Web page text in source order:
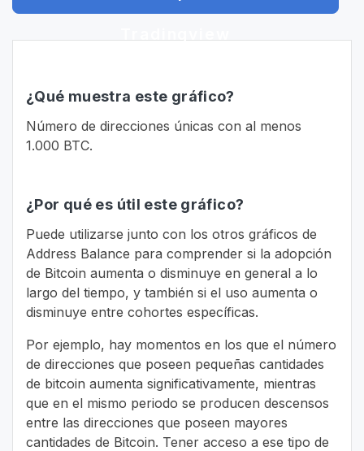
¿Qué muestra este gráfico?
Número de direcciones únicas con al menos
1.000 BTC.
¿Por qué es útil este gráfico?
Puede utilizarse junto con los otros gráficos de
Address Balance para comprender si la adopción
de Bitcoin aumenta o disminuye en general a lo
largo del tiempo, y también si el uso aumenta o
disminuye entre cohortes específicas.
Por ejemplo, hay momentos en los que el número
de direcciones que poseen pequeñas cantidades
de bitcoin aumenta significativamente, mientras
que en el mismo periodo se producen descensos
entre las direcciones que poseen mayores
cantidades de Bitcoin. Tener acceso a ese tipo de